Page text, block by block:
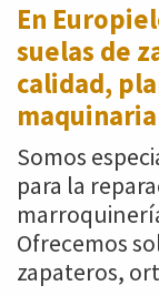
En
suelas de
calidad,
Somos
para la
Ofrecemos
zapateros,